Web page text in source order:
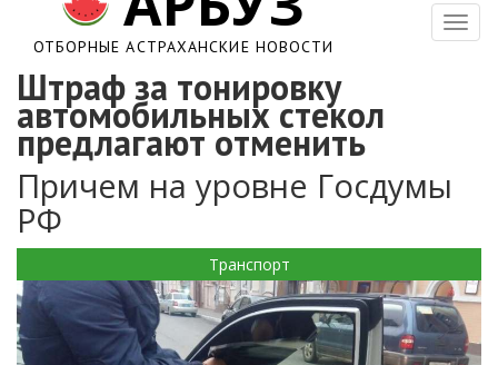
ОТБОРНЫЕ АСТРАХАНСКИЕ НОВОСТИ
Штраф за тонировку
автомобильных стекол
предлагают отменить
Причем на уровне Госдумы
РФ
Транспорт